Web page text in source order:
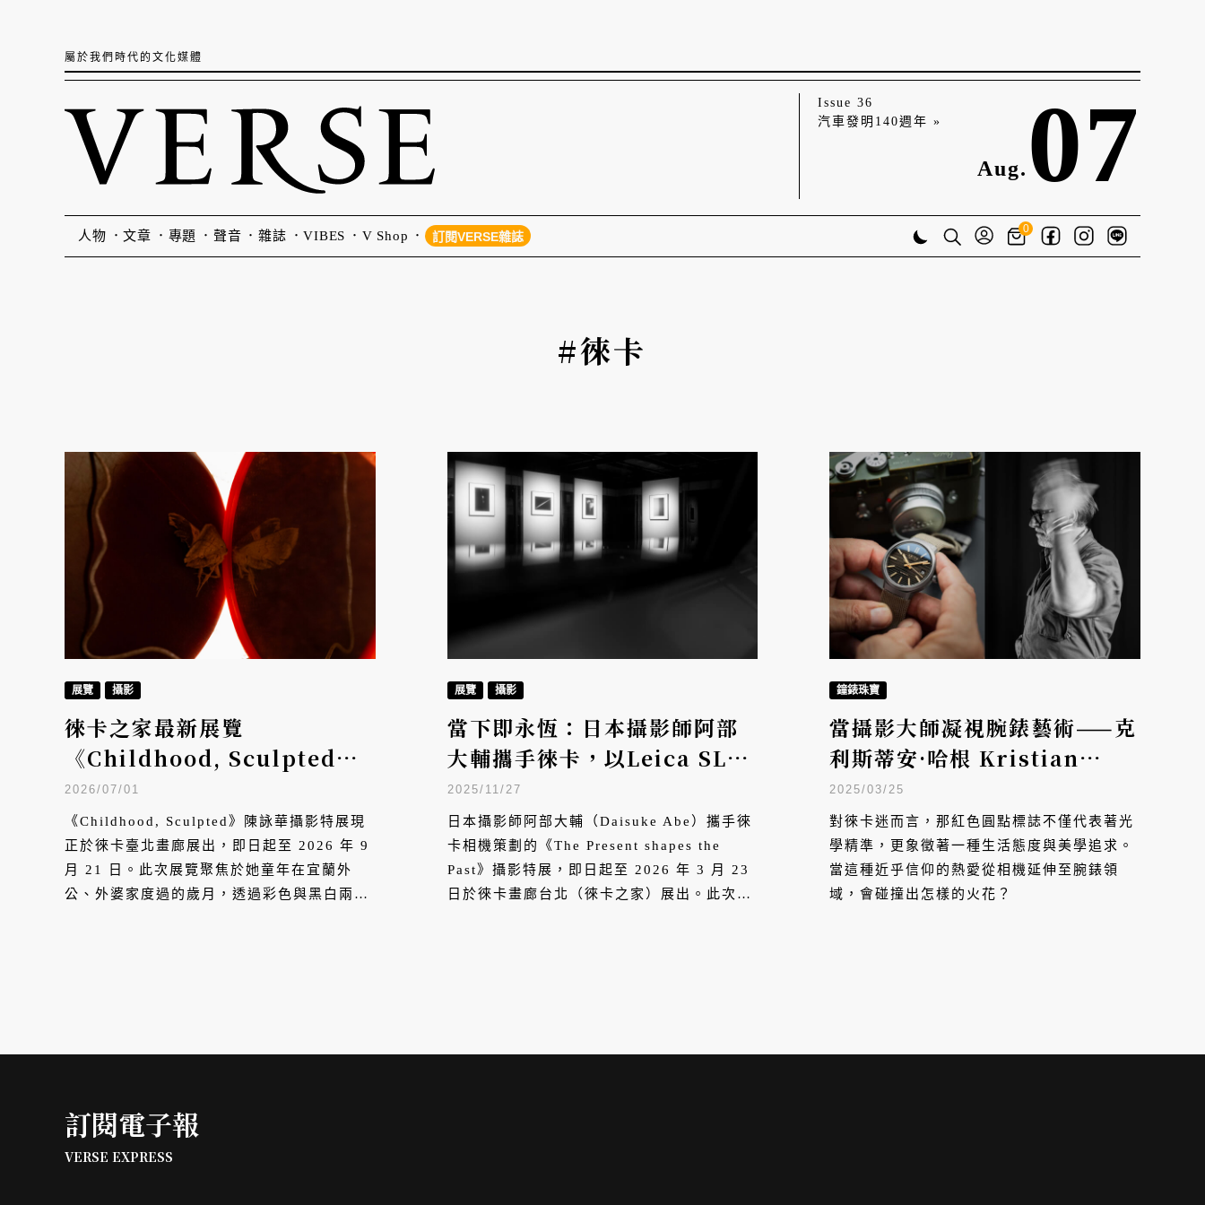
屬於我們時代的文化媒體
Issue 36
汽車發明140週年 »
Aug. 07
人物 文章 專題 聲音 雜誌 VIBES V Shop 訂閱VERSE雜誌
0
#徠卡
展覽 攝影
徠卡之家最新展覽
《Childhood, Sculpted》
陳詠華攝影特展：承載過往回
憶與時間流逝，以影像重返童
年現場
2026/07/01
《Childhood, Sculpted》陳詠華攝影特展現
正於徠卡臺北畫廊展出，即日起至 2026 年 9
月 21 日。此次展覽聚焦於她童年在宜蘭外
公、外婆家度過的歲月，透過彩色與黑白兩組
展覽 攝影
當下即永恆：日本攝影師阿部
大輔攜手徠卡，以Leica SL3
與M10捕捉肉眼不可見的影像
之美
2025/11/27
日本攝影師阿部大輔（Daisuke Abe）攜手徠
卡相機策劃的《The Present shapes the
Past》攝影特展，即日起至 2026 年 3 月 23
日於徠卡畫廊台北（徠卡之家）展出。此次展
鐘錶珠寶
當攝影大師凝視腕錶藝術——克
利斯蒂安·哈根 Kristian
Haagen × 徠卡腕錶於日內瓦
特展《時間切片》
2025/03/25
對徠卡迷而言，那紅色圓點標誌不僅代表著光
學精準，更象徵著一種生活態度與美學追求。
當這種近乎信仰的熱愛從相機延伸至腕錶領
域，會碰撞出怎樣的火花？
訂閱電子報
VERSE EXPRESS